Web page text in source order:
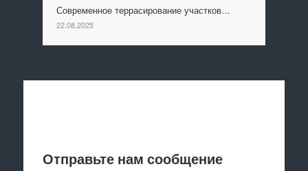
Современное террасирование участков…
22.08.2025
Отправьте нам сообщение